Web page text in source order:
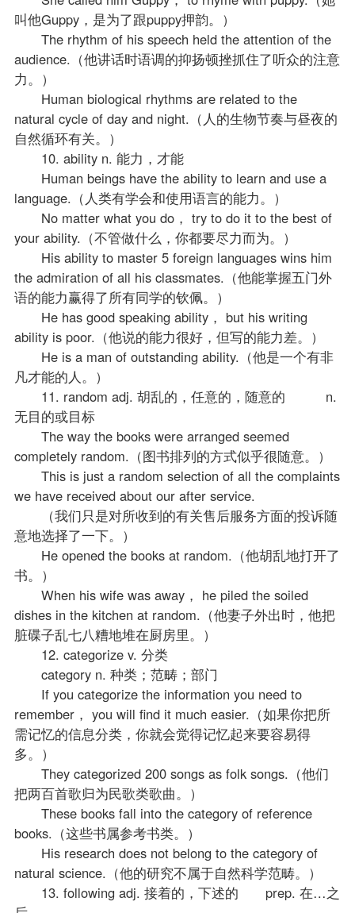
叫他Guppy，是为了跟puppy押韵。）
The rhythm of his speech held the attention of the
audience.（他讲话时语调的抑扬顿挫抓住了听众的注意
力。）
Human biological rhythms are related to the
natural cycle of day and night.（人的生物节奏与昼夜的
自然循环有关。）
10. ability n. 能力，才能
Human beings have the ability to learn and use a
language.（人类有学会和使用语言的能力。）
No matter what you do， try to do it to the best of
your ability.（不管做什么，你都要尽力而为。）
His ability to master 5 foreign languages wins him
the admiration of all his classmates.（他能掌握五门外
语的能力赢得了所有同学的钦佩。）
He has good speaking ability， but his writing
ability is poor.（他说的能力很好，但写的能力差。）
He is a man of outstanding ability.（他是一个有非
凡才能的人。）
11. random adj. 胡乱的，任意的，随意的 n.
无目的或目标
The way the books were arranged seemed
completely random.（图书排列的方式似乎很随意。）
This is just a random selection of all the complaints
we have received about our after service.
（我们只是对所收到的有关售后服务方面的投诉随
意地选择了一下。）
He opened the books at random.（他胡乱地打开了
书。）
When his wife was away， he piled the soiled
dishes in the kitchen at random.（他妻子外出时，他把
脏碟子乱七八糟地堆在厨房里。）
12. categorize v. 分类
category n. 种类；范畴；部门
If you categorize the information you need to
remember， you will find it much easier.（如果你把所
需记忆的信息分类，你就会觉得记忆起来要容易得
多。）
They categorized 200 songs as folk songs.（他们
把两百首歌归为民歌类歌曲。）
These books fall into the category of reference
books.（这些书属参考书类。）
His research does not belong to the category of
natural science.（他的研究不属于自然科学范畴。）
13. following adj. 接着的，下述的 prep. 在…之